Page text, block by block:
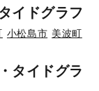
イドグラフ
小松島市 美波町
タイドグラ